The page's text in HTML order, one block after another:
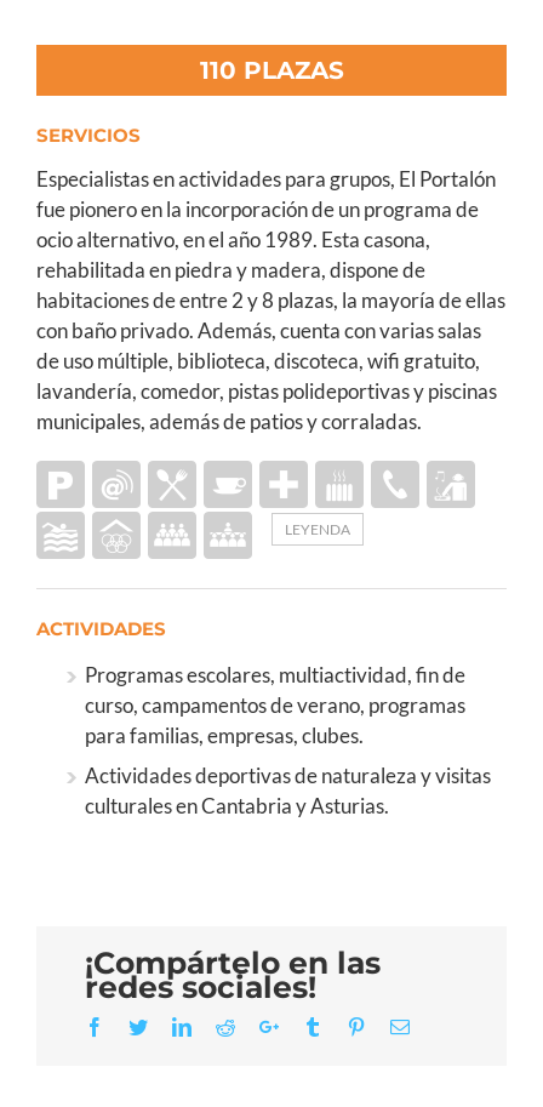
110 PLAZAS
SERVICIOS
Especialistas en actividades para grupos, El Portalón
fue pionero en la incorporación de un programa de
ocio alternativo, en el año 1989. Esta casona,
rehabilitada en piedra y madera, dispone de
habitaciones de entre 2 y 8 plazas, la mayoría de ellas
con baño privado. Además, cuenta con varias salas
de uso múltiple, biblioteca, discoteca, wifi gratuito,
lavandería, comedor, pistas polideportivas y piscinas
municipales, además de patios y corraladas.
LEYENDA
ACTIVIDADES
Programas escolares, multiactividad, fin de
curso, campamentos de verano, programas
para familias, empresas, clubes.
Actividades deportivas de naturaleza y visitas
culturales en Cantabria y Asturias.
¡Compártelo en las
redes sociales!
Facebook
TwitterLinkedIn
RedditGoogle+Tumblr PinterestEmail